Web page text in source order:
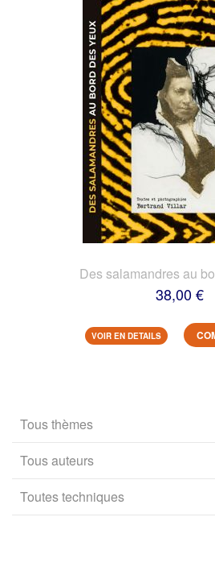
Des salamandres au
38,00 €
VOIR EN DETAILS